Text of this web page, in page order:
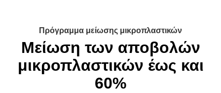
Πρόγραμμα μείωσης μικροπλαστικών
Μείωση των αποβολών
μικροπλαστικών έως και
60%